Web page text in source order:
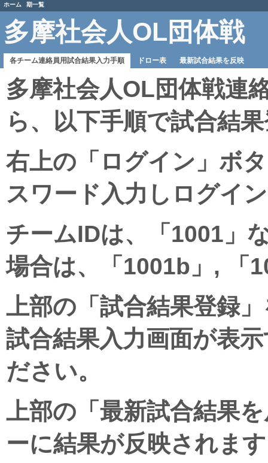
ホーム 期一覧
多摩社会人OL団体戦
各チーム連絡員用試合結果入力手順 ドロー表 最新試合結果を反映
多摩社会人OL団体戦連
ら、以下手順で試合結
右上の「ログイン」ボ
スワード入力しログイ
チームIDは、「1001」
場合は、「1001b」, 「
上部の「試合結果登録
試合結果入力画面が表
ださい。
上部の「最新試合結果
ーに結果が反映されま